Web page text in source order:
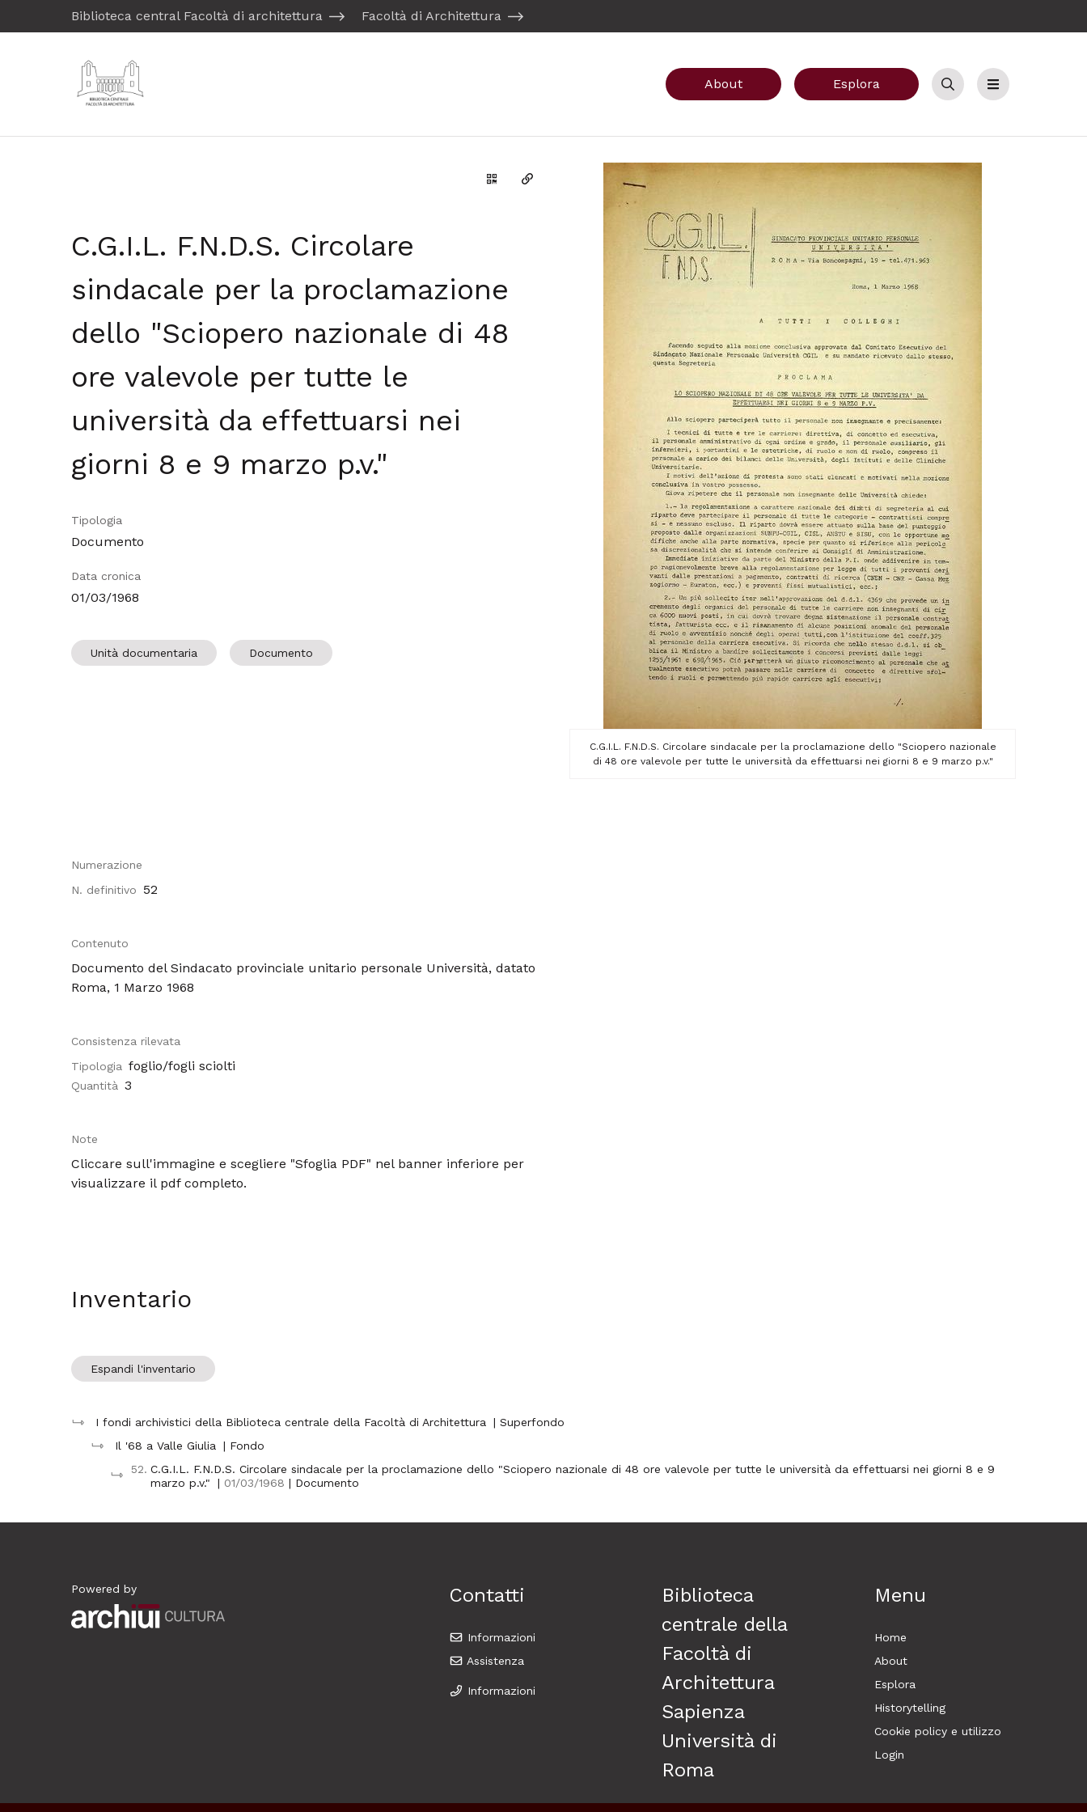
Biblioteca central Facoltà di architettura Facoltà di Architettura
About Esplora
Cerca Menu
Genera il QR Code della scheda
Copia il permalink
C.G.I.L. F.N.D.S. Circolare
sindacale per la proclamazione
dello "Sciopero nazionale di 48
ore valevole per tutte le
università da effettuarsi nei
giorni 8 e 9 marzo p.v."
Tipologia
Documento
Data cronica
01/03/1968
Unità documentaria Documento
C.G.I.L. F.N.D.S. Circolare sindacale per la proclamazione dello "Sciopero nazionale
di 48 ore valevole per tutte le università da effettuarsi nei giorni 8 e 9 marzo p.v."
Numerazione
N. definitivo
52
Contenuto
Documento del Sindacato provinciale unitario personale Università, datato
Roma, 1 Marzo 1968
Consistenza rilevata
Tipologia foglio/fogli sciolti
Quantità 3
Note
Cliccare sull'immagine e scegliere "Sfoglia PDF" nel banner inferiore per
visualizzare il pdf completo.
Inventario
Espandi l'inventario
I fondi archivistici della Biblioteca centrale della Facoltà di Architettura
| Superfondo
Il '68 a Valle Giulia
| Fondo
52. C.G.I.L. F.N.D.S. Circolare sindacale per la proclamazione dello "Sciopero nazionale di 48 ore valevole per tutte le università da effettuarsi nei giorni 8 e 9
marzo p.v."
| 01/03/1968 | Documento
Contatti
Informazioni
Assistenza
Informazioni
Biblioteca
centrale della
Facoltà di
Architettura
Sapienza
Università di
Roma
Menu
Home
About
Esplora
Historytelling
Cookie policy e utilizzo
Login
Powered by
Archiui